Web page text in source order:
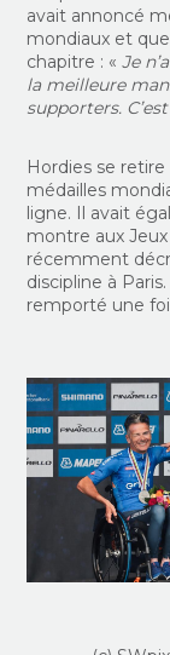
avait annoncé
mondiaux et
chapitre : «Je
la meilleure
supporters.
Hordies se
médailles
ligne. Il avait
montre aux
récemment
discipline à
remporté une